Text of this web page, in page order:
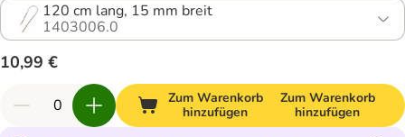
120 cm lang, 15 mm breit
1403006.0
10,99 €
Zum Warenkorb
hinzufügen
Zum Warenkorb
hinzufügen